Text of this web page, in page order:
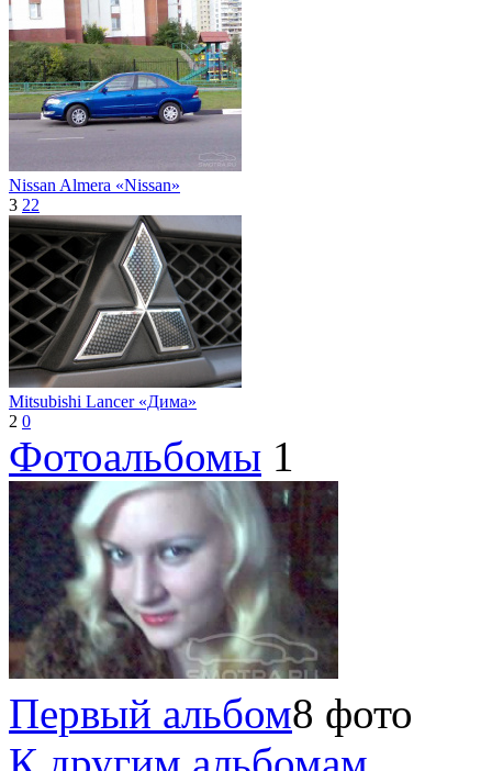
Nissan Almera «Nissan»
3 22
Mitsubishi Lancer «Дима»
2 0
Фотоальбомы 1
Первый альбом8 фото